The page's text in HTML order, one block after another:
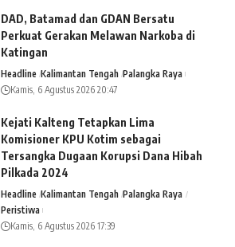
DAD, Batamad dan GDAN Bersatu
Perkuat Gerakan Melawan Narkoba di
Katingan
Headline Kalimantan Tengah Palangka Raya
Kamis, 6 Agustus 2026 20:47
Kejati Kalteng Tetapkan Lima
Komisioner KPU Kotim sebagai
Tersangka Dugaan Korupsi Dana Hibah
Pilkada 2024
Headline Kalimantan Tengah Palangka Raya
Peristiwa
Kamis, 6 Agustus 2026 17:39